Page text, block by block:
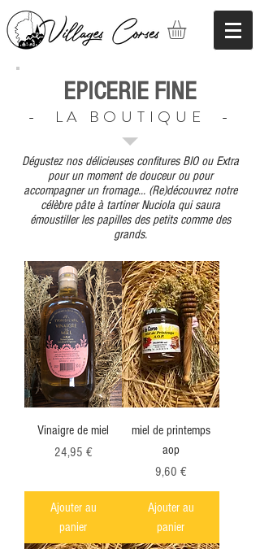
EPICERIE FINE
- LA BOUTIQUE -
Dégustez nos délicieuses confitures BIO ou Extra
pour un moment de douceur ou pour
accompagner un fromage... (Re)découvrez notre
célèbre pâte à tartiner Nuciola qui saura
émoustiller les papilles des petits comme des
grands.
Vinaigre de miel
Prix
24,95 €
Ajouter au
panier
miel de printemps
aop
Prix
9,60 €
Ajouter au
panier